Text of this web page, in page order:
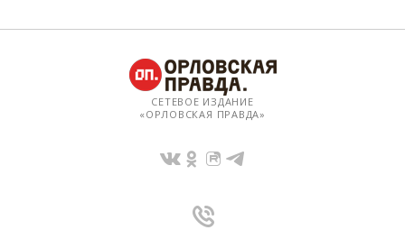
СЕТЕВОЕ ИЗДАНИЕ
«ОРЛОВСКАЯ ПРАВДА»